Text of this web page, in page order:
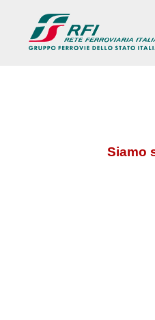
Siamo